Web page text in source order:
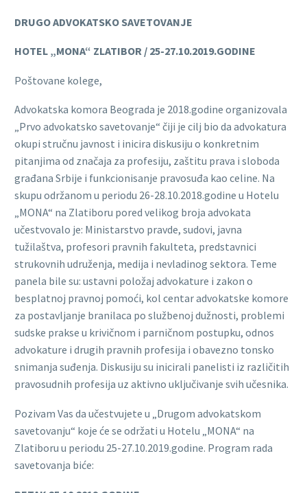
DRUGO ADVOKATSKO SAVETOVANJE
HOTEL „MONA“ ZLATIBOR / 25-27.10.2019.GODINE
Poštovane kolege,
Advokatska komora Beograda je 2018.godine organizovala
„Prvo advokatsko savetovanje“ čiji je cilj bio da advokatura
okupi stručnu javnost i inicira diskusiju o konkretnim
pitanjima od značaja za profesiju, zaštitu prava i sloboda
građana Srbije i funkcionisanje pravosuđa kao celine. Na
skupu održanom u periodu 26-28.10.2018.godine u Hotelu
„MONA“ na Zlatiboru pored velikog broja advokata
učestvovalo je: Ministarstvo pravde, sudovi, javna
tužilaštva, profesori pravnih fakulteta, predstavnici
strukovnih udruženja, medija i nevladinog sektora. Teme
panela bile su: ustavni položaj advokature i zakon o
besplatnoj pravnoj pomoći, kol centar advokatske komore
za postavljanje branilaca po službenoj dužnosti, problemi
sudske prakse u krivičnom i parničnom postupku, odnos
advokature i drugih pravnih profesija i obavezno tonsko
snimanja suđenja. Diskusiju su inicirali panelisti iz različitih
pravosudnih profesija uz aktivno uključivanje svih učesnika.
Pozivam Vas da učestvujete u „Drugom advokatskom
savetovanju“ koje će se održati u Hotelu „MONA“ na
Zlatiboru u periodu 25-27.10.2019.godine. Program rada
savetovanja biće: